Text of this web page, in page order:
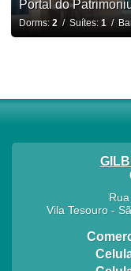
Portal do
Dorms: 2/ Suítes: 1/
Vila Tesouro-